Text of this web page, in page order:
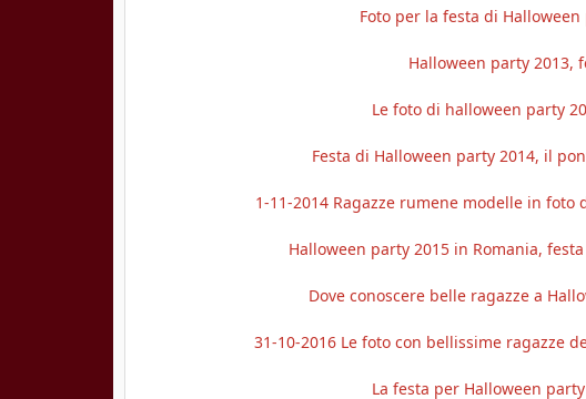
Foto per la festa di
Halloween party 2013,
Le foto di halloween party
Festa di Halloween party 2014, il
1-11-2014 Ragazze rumene modelle in
Halloween party 2015 in Romania,
Dove conoscere belle ragazze a
31-10-2016 Le foto con bellissime ragazze
La festa per Halloween